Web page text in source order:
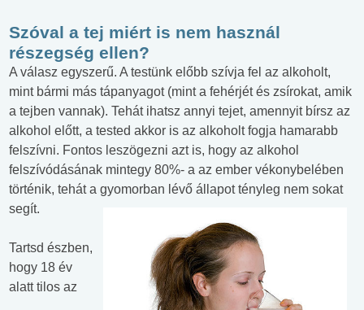
Szóval a tej miért is nem használ
részegség ellen?
A válasz egyszerű. A testünk előbb szívja fel az alkoholt,
mint bármi más tápanyagot (mint a fehérjét és zsírokat, amik
a tejben vannak). Tehát ihatsz annyi tejet, amennyit bírsz az
alkohol előtt, a tested akkor is az alkoholt fogja hamarabb
felszívni. Fontos leszögezni azt is, hogy az alkohol
felszívódásának mintegy 80%- a az ember vékonybelében
történik, tehát a gyomorban lévő állapot tényleg nem sokat
segít.
Tartsd észben,
hogy 18 év
alatt tilos az